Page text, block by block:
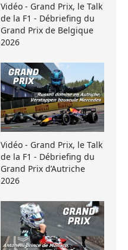
Vidéo - Grand Prix, le Talk
de la F1 - Débriefing du
Grand Prix de Belgique
2026
Vidéo - Grand Prix, le Talk
de la F1 - Débriefing du
Grand Prix d’Autriche
2026